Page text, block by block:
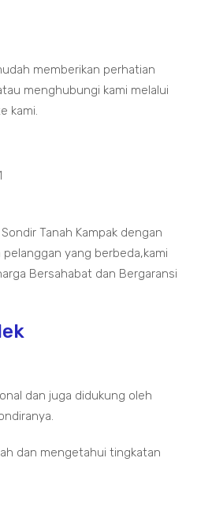
memberikan perhatian
menghubungi kami melalui
kami.
Tanah Kampak dengan
yang berbeda,kami
Bersahabat dan Bergaransi
dan juga didukung oleh
dan mengetahui tingkatan